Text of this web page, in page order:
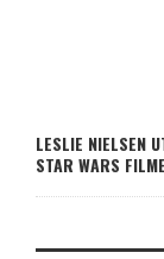
LESLIE NIELSEN
STAR WARS